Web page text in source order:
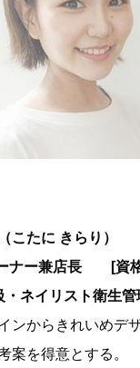
たに きらり）
ナー兼店長 [資
・ネイリスト衛生管
ンからきれいめデ
案を得意とする。